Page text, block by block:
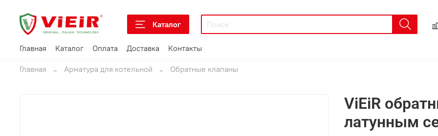
Каталог
Главная Каталог Оплата Доставка Контакты
Главная Арматура для котельной Обратные клапаны
ViEiR
латунным